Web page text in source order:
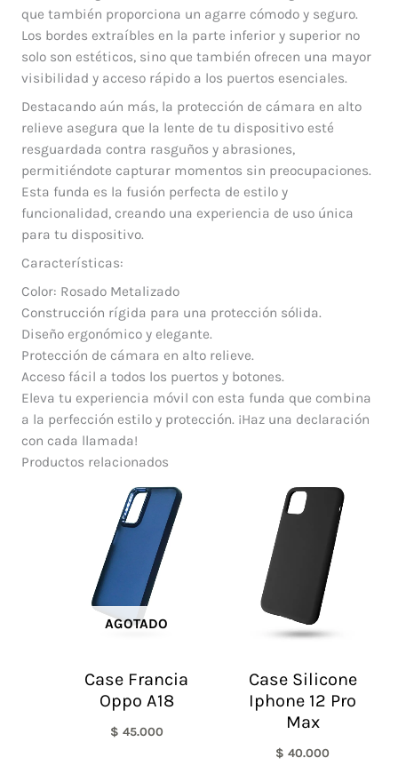
que también proporciona un agarre cómodo y seguro.
Los bordes extraíbles en la parte inferior y superior no
solo son estéticos, sino que también ofrecen una mayor
visibilidad y acceso rápido a los puertos esenciales.
Destacando aún más, la protección de cámara en alto
relieve asegura que la lente de tu dispositivo esté
resguardada contra rasguños y abrasiones,
permitiéndote capturar momentos sin preocupaciones.
Esta funda es la fusión perfecta de estilo y
funcionalidad, creando una experiencia de uso única
para tu dispositivo.
Características:
Color: Rosado Metalizado
Construcción rígida para una protección sólida.
Diseño ergonómico y elegante.
Protección de cámara en alto relieve.
Acceso fácil a todos los puertos y botones.
Eleva tu experiencia móvil con esta funda que combina
a la perfección estilo y protección. ¡Haz una declaración
con cada llamada!
Productos relacionados
AGOTADO
Case Francia
Oppo A18
$ 45.000
Case Silicone
Iphone 12 Pro
Max
$ 40.000